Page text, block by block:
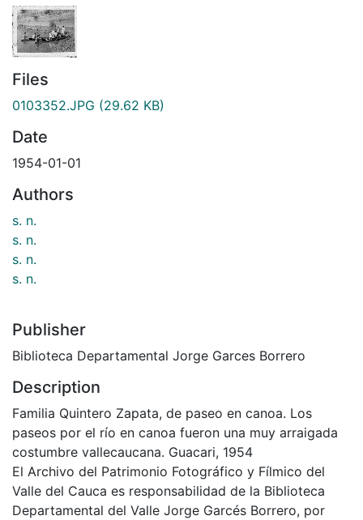
Files
0103352.JPG (29.62 KB)
Date
1954-01-01
Authors
s. n.
s. n.
s. n.
s. n.
Publisher
Biblioteca Departamental Jorge Garces Borrero
Description
Familia Quintero Zapata, de paseo en canoa. Los
paseos por el río en canoa fueron una muy arraigada
costumbre vallecaucana. Guacari, 1954
El Archivo del Patrimonio Fotográfico y Fílmico del
Valle del Cauca es responsabilidad de la Biblioteca
Departamental del Valle Jorge Garcés Borrero, por